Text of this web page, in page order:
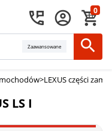
0
Zaawansowane
>LEXUS części
LS I